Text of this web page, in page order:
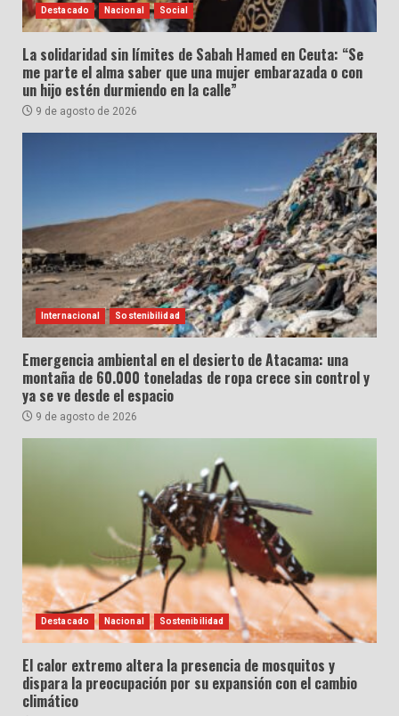
Destacado Nacional Social
La solidaridad sin límites de Sabah Hamed en Ceuta: “Se
me parte el alma saber que una mujer embarazada o con
un hijo estén durmiendo en la calle”
9 de agosto de 2026
Internacional Sostenibilidad
Emergencia ambiental en el desierto de Atacama: una
montaña de 60.000 toneladas de ropa crece sin control y
ya se ve desde el espacio
9 de agosto de 2026
Destacado Nacional Sostenibilidad
El calor extremo altera la presencia de mosquitos y
dispara la preocupación por su expansión con el cambio
climático